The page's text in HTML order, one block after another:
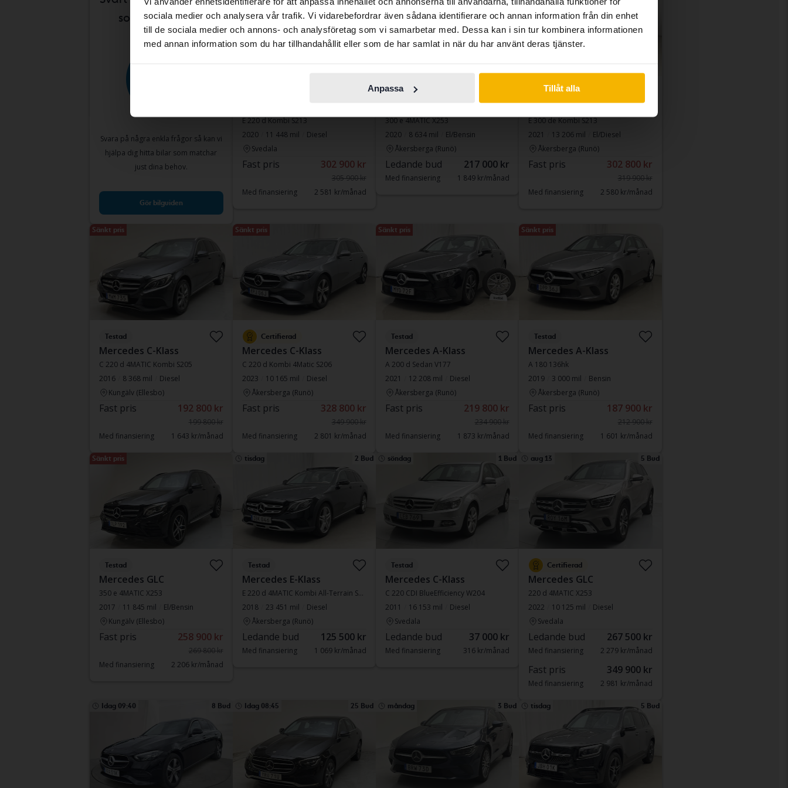
sociala medier och analysera vår trafik. Vi vidarebefordrar även sådana identifierare och annan information från din enhet
till de sociala medier och annons- och analysföretag som vi samarbetar med. Dessa kan i sin tur kombinera informationen
med annan information som du har tillhandahållit eller som de har samlat in när du har använt deras tjänster.
Anpassa Tillåt alla
som passar dig?
Svara på några enkla frågor så kan vi
hjälpa dig hitta bilar som matchar
just dina behov.
Gör bilguiden
E 220 d Kombi S213
2020
11 448 mil
Diesel
Svedala
Fast pris 302 900 kr
305 900 kr
Med finansiering
2 581 kr/månad
Testad
300 e 4MATIC X253
2020
8 634 mil
El/Bensin
Åkersberga (Runö)
Ledande bud 217 000 kr
Med finansiering 1 849 kr/månad
Testad
Mercedes E-Klass
E 300 de Kombi S213
2021
13 206 mil
El/Diesel
Åkersberga (Runö)
Fast pris 302 800 kr
319 900 kr
Med finansiering
2 580 kr/månad
Sänkt pris
Testad
Mercedes C-Klass
C 220 d 4MATIC Kombi S205
2016
8 368 mil
Diesel
Kungälv (Ellesbo)
Fast pris 192 800 kr
199 800 kr
Med finansiering
1 643 kr/månad
Sänkt pris
Certifierad
Mercedes C-Klass
C 220 d Kombi 4Matic S206
2023
10 165 mil
Diesel
Åkersberga (Runö)
Fast pris 328 800 kr
349 900 kr
Med finansiering
2 801 kr/månad
Sänkt pris
Testad
Mercedes A-Klass
A 200 d Sedan V177
2021
12 208 mil
Diesel
Åkersberga (Runö)
Fast pris 219 800 kr
234 900 kr
Med finansiering
1 873 kr/månad
Sänkt pris
Testad
Mercedes A-Klass
A 180 136hk
2019
3 000 mil
Bensin
Åkersberga (Runö)
Fast pris 187 900 kr
212 900 kr
Med finansiering
1 601 kr/månad
Sänkt pris
Testad
Mercedes GLC
350 e 4MATIC X253
2017
11 845 mil
El/Bensin
Kungälv (Ellesbo)
Fast pris 258 900 kr
269 800 kr
Med finansiering
2 206 kr/månad
tisdag 2 Bud
Testad
Mercedes E-Klass
E 220 d 4MATIC Kombi All-Terrain S213
2018
23 451 mil
Diesel
Åkersberga (Runö)
Ledande bud 125 500 kr
Med finansiering 1 069 kr/månad
söndag 1 Bud
Testad
Mercedes C-Klass
C 220 CDI BlueEfficiency W204
2011
16 153 mil
Diesel
Svedala
Ledande bud 37 000 kr
Med finansiering 316 kr/månad
aug 13 5 Bud
Certifierad
Mercedes GLC
220 d 4MATIC X253
2022
10 125 mil
Diesel
Svedala
Ledande bud 267 500 kr
Med finansiering 2 279 kr/månad
Fast pris 349 900 kr
Med finansiering 2 981 kr/månad
Idag 09:40 8 Bud Idag 08:45 25 Bud måndag 3 Bud tisdag 5 Bud
contains all the same vehicles and services.
Continue in